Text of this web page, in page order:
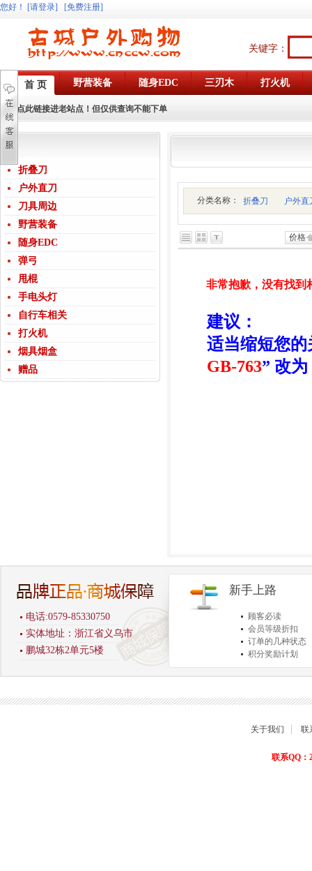
您好 ！ [请登录] [免费注册]
关键字：
首 页 野营装备 随身EDC 三刃木 打火机
点此链接进老站点！但仅供查询不能下单
折叠刀
户外直刀
刀具周边
野营装备
随身EDC
弹弓
甩棍
手电头灯
自行车相关
打火机
烟具烟盒
赠品
分类名称： 折叠刀 户外直
价格
非常抱歉，没有找到
建议：
适当缩短您
GB-763” 改为
电话:0579-85330750
实体地址：浙江省义乌市
鹏城32栋2单元5楼
新手上路
顾客必读
会员等级折扣
订单的几种状态
积分奖励计划
商品退货保障
关于我们 联
联系QQ：